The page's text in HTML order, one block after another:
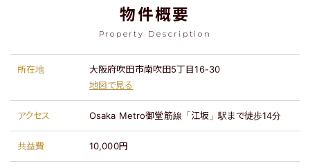
物件概要
Property Description
所在地
大阪府吹田市南吹田5丁目16-30
地図で見る
アクセス Osaka Metro御堂筋線「江坂」駅まで徒歩14分
共益費 10,000円